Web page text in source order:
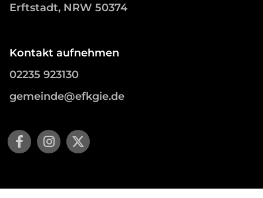
Erftstadt, NRW 50374
Kontakt aufnehmen
02235 923130
gemeinde@efkgie.de